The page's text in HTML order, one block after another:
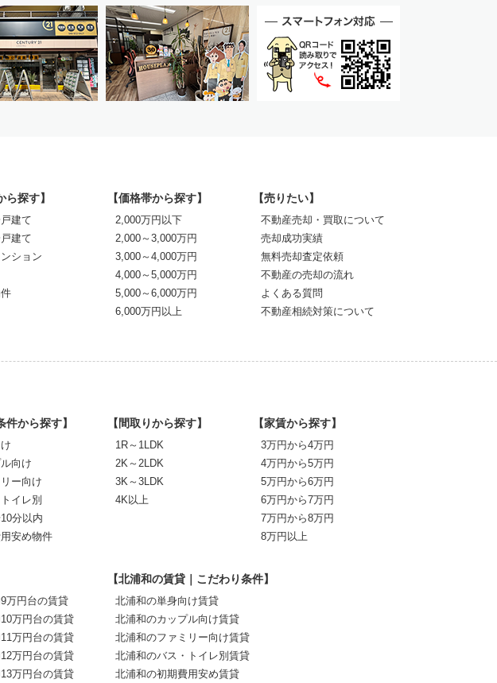
ら探す】
建て
建て
ション
【価格帯から探す】
2,000万円以下
2,000～3,000万円
3,000～4,000万円
4,000～5,000万円
5,000～6,000万円
6,000万円以上
【売りたい】
不動産売却・買取について
売却成功実績
無料売却査定依頼
不動産の売却の流れ
よくある質問
不動産相続対策について
件から探す】
向け
ー向け
イレ別
分以内
安め物件
【間取りから探す】
1R～1LDK
2K～2LDK
3K～3LDK
4K以上
【家賃から探す】
3万円から4万円
4万円から5万円
5万円から6万円
6万円から7万円
7万円から8万円
8万円以上
万円台の賃貸
万円台の賃貸
万円台の賃貸
万円台の賃貸
万円台の賃貸
【北浦和の賃貸｜こだわり条件】
北浦和の単身向け賃貸
北浦和のカップル向け賃貸
北浦和のファミリー向け賃貸
北浦和のバス・トイレ別賃貸
北浦和の初期費用安め賃貸